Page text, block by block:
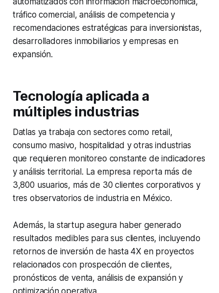
tráfico comercial, análisis de competencia y
recomendaciones estratégicas para inversionistas,
desarrolladores inmobiliarios y empresas en
expansión.
Tecnología aplicada a
múltiples industrias
Datlas ya trabaja con sectores como retail,
consumo masivo, hospitalidad y otras industrias
que requieren monitoreo constante de indicadores
y análisis territorial. La empresa reporta más de
3,800 usuarios, más de 30 clientes corporativos y
tres observatorios de industria en México.
Además, la startup asegura haber generado
resultados medibles para sus clientes, incluyendo
retornos de inversión de hasta 4X en proyectos
relacionados con prospección de clientes,
pronósticos de venta, análisis de expansión y